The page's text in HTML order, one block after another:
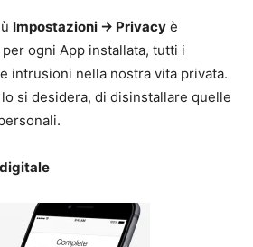
Impostazioni -> Privacy è
ogni App installata, tutti i
intrusioni nella nostra vita privata.
si desidera, di disinstallare quelle